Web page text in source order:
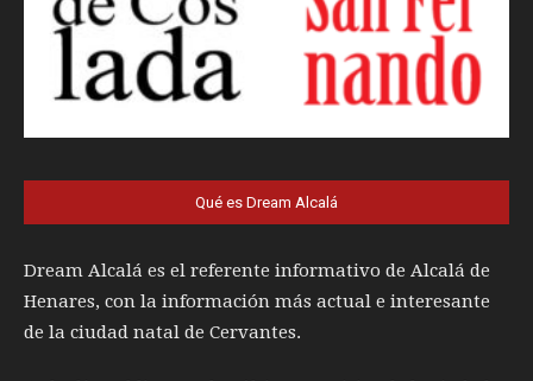
Qué es Dream Alcalá
Dream Alcalá es el referente informativo de Alcalá de
Henares, con la información más actual e interesante
de la ciudad natal de Cervantes.